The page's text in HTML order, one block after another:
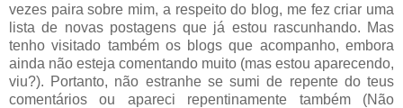
vezes paira sobre mim, a respeito do blog, me fez criar uma
lista de novas postagens que já estou rascunhando. Mas
tenho visitado também os blogs que acompanho, embora
ainda não esteja comentando muito (mas estou aparecendo,
viu?). Portanto, não estranhe se sumi de repente do teus
comentários ou apareci repentinamente também (Não